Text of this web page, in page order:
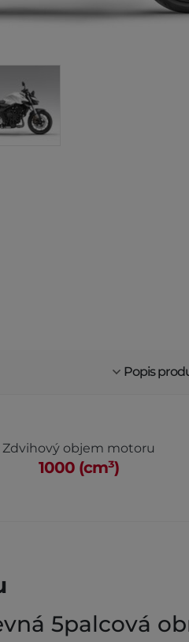
Popis
Zdvihový objem motoru
1000 (cm³)
5palcová